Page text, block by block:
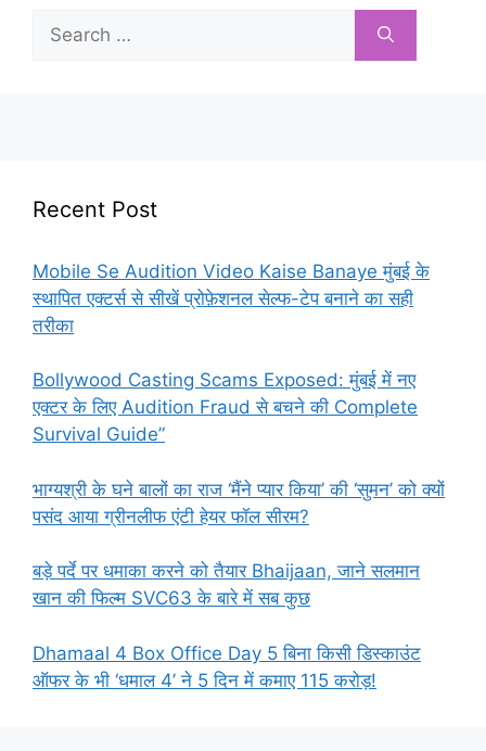
for:
Recent Post
Mobile Se Audition Video Kaise Banaye मुंबई के
स्थापित एक्टर्स से सीखें प्रोफ़ेशनल सेल्फ-टेप बनाने का सही
तरीका
Bollywood Casting Scams Exposed: मुंबई में नए
एक्टर के लिए Audition Fraud से बचने की Complete
Survival Guide”
भाग्यश्री के घने बालों का राज ‘मैंने प्यार किया’ की ‘सुमन’ को क्यों
पसंद आया ग्रीनलीफ एंटी हेयर फॉल सीरम?
बड़े पर्दे पर धमाका करने को तैयार Bhaijaan, जाने सलमान
खान की फिल्म SVC63 के बारे में सब कुछ
Dhamaal 4 Box Office Day 5 बिना किसी डिस्काउंट
ऑफर के भी ‘धमाल 4’ ने 5 दिन में कमाए 115 करोड़!